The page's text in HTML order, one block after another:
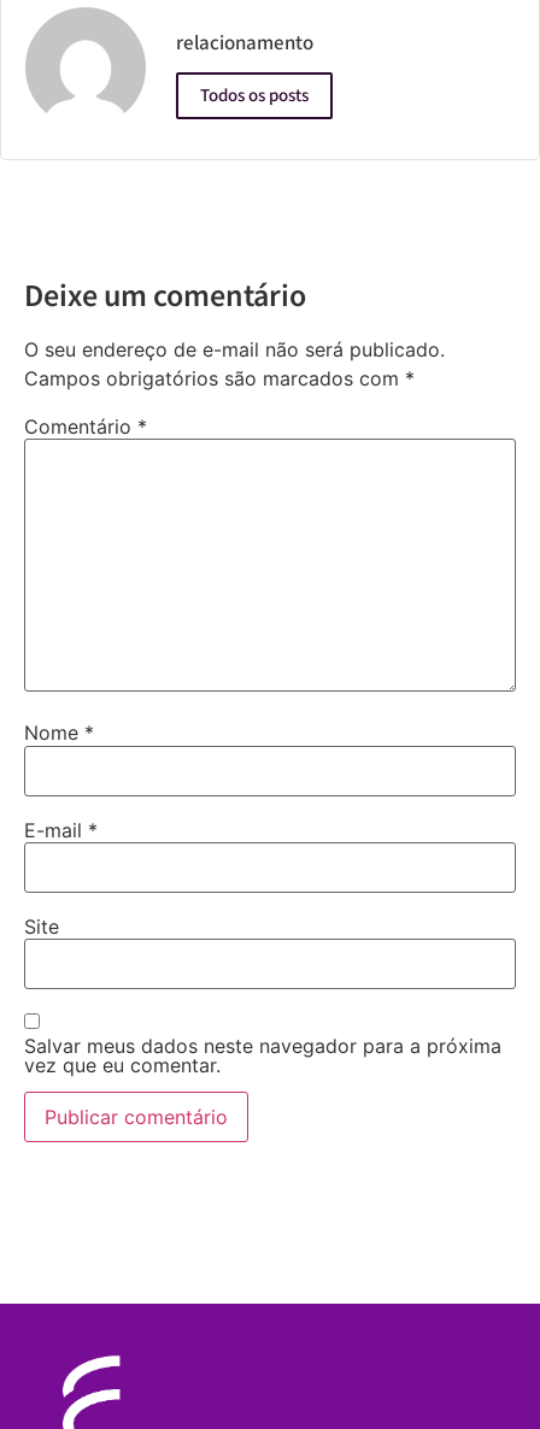
relacionamento
Todos os posts
Deixe um comentário
O seu endereço de e-mail não será publicado.
Campos obrigatórios são marcados com *
Comentário *
Nome *
E-mail *
Site
Salvar meus dados neste navegador para a próxima
vez que eu comentar.